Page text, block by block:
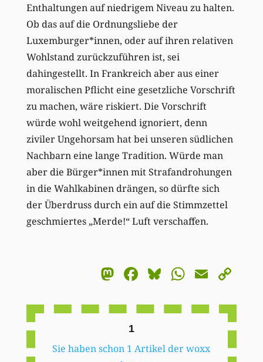
Enthaltungen auf niedrigem Niveau zu halten.
Ob das auf die Ordnungsliebe der
Luxemburger*innen, oder auf ihren relativen
Wohlstand zurückzuführen ist, sei
dahingestellt. In Frankreich aber aus einer
moralischen Pflicht eine gesetzliche Vorschrift
zu machen, wäre riskiert. Die Vorschrift
würde wohl weitgehend ignoriert, denn
ziviler Ungehorsam hat bei unseren südlichen
Nachbarn eine lange Tradition. Würde man
aber die Bürger*innen mit Strafandrohungen
in die Wahlkabinen drängen, so dürfte sich
der Überdruss durch ein auf die Stimmzettel
geschmiertes „Merde!“ Luft verschaffen.
Mastodon
Facebook
BlueskyEmail
1
Sie haben schon 1 Artikel der woxx